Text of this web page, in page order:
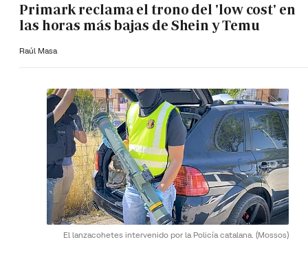
Primark reclama el trono del 'low cost' en
las horas más bajas de Shein y Temu
Raúl Masa
El lanzacohetes intervenido por la Policía catalana. (Mossos)